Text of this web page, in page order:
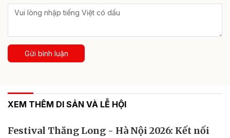
Gửi bình luận
XEM THÊM DI SẢN VÀ LỄ HỘI
Festival Thăng Long - Hà Nội 2026: Kết nối